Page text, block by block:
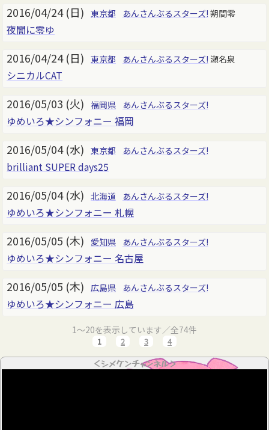
2016/04/24 (日) 東京都 あんさんぶるスターズ! 朔間零
夜闇に零ゆ
2016/04/24 (日) 東京都 あんさんぶるスターズ! 瀬名泉
シニカルCAT
2016/05/03 (火) 福岡県 あんさんぶるスターズ!
ゆめいろ★シンフォニー 福岡
2016/05/04 (水) 東京都 あんさんぶるスターズ!
brilliant SUPER days25
2016/05/04 (水) 北海道 あんさんぶるスターズ!
ゆめいろ★シンフォニー 札幌
2016/05/05 (木) 愛知県 あんさんぶるスターズ!
ゆめいろ★シンフォニー 名古屋
2016/05/05 (木) 広島県 あんさんぶるスターズ!
ゆめいろ★シンフォニー 広島
1～20を表示しています／全74件
1 2 3 4
＜シメケンチャンネル＞